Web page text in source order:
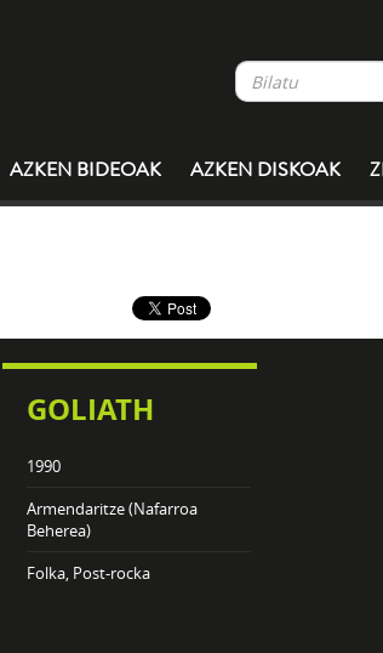
AZKEN BIDEOAK AZKEN DISKOAK
GOLIATH
1990
Armendaritze (Nafarroa
Beherea)
Folka, Post-rocka